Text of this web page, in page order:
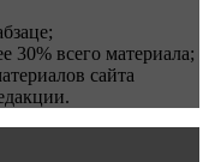
30% всего материала;
сайта